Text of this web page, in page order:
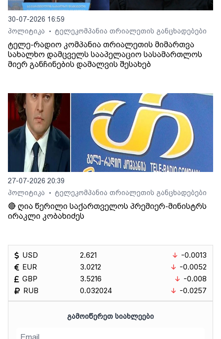
30-07-2026 16:59
პოლიტიკა
• ტელეკომპანია თრიალეთის განცხადებები
ტელე-რადიო კომპანია თრიალეთის მიმართვა
სახალხო დამცველს სააპელაციო სასამართლოს
მიერ განჩინების დამალვის შესახებ
27-07-2026 20:39
პოლიტიკა
• ტელეკომპანია თრიალეთის განცხადებები
🔴 ღია წერილი საქართველოს პრემიერ-მინისტრს
ირაკლი კობახიძეს
USD
EUR
GBP
RUB
2.621
3.0212
3.5216
0.032024
-0.0013
-0.0052
-0.008
-0.0257
ᲒᲐᲛᲝᲘᲬᲔᲠᲔᲗ ᲡᲘᲐᲮᲚᲔᲔᲑᲘ